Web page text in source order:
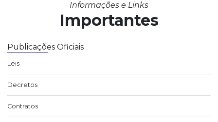
Informações e Links
Importantes
Publicações Oficiais
Leis
Decretos
Contratos